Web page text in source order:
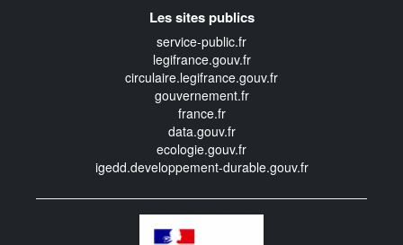
Les sites publics
service-public.fr
legifrance.gouv.fr
circulaire.legifrance.gouv.fr
gouvernement.fr
france.fr
data.gouv.fr
ecologie.gouv.fr
igedd.developpement-durable.gouv.fr